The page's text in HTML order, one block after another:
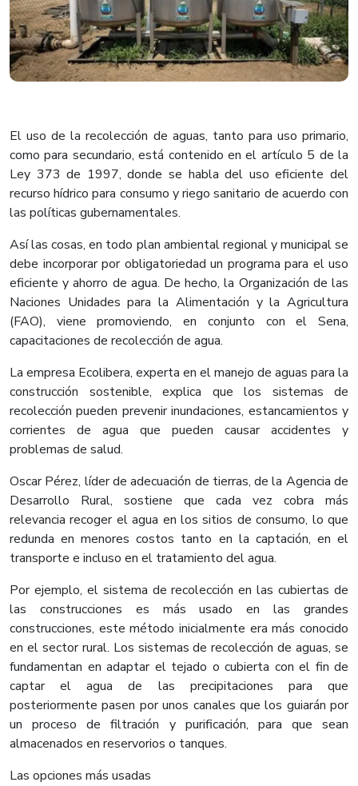
El uso de la recolección de aguas, tanto para uso primario,
como para secundario, está contenido en el artículo 5 de la
Ley 373 de 1997, donde se habla del uso eficiente del
recurso hídrico para consumo y riego sanitario de acuerdo con
las políticas gubernamentales.
Así las cosas, en todo plan ambiental regional y municipal se
debe incorporar por obligatoriedad un programa para el uso
eficiente y ahorro de agua. De hecho, la Organización de las
Naciones Unidades para la Alimentación y la Agricultura
(FAO), viene promoviendo, en conjunto con el Sena,
capacitaciones de recolección de agua.
La empresa Ecolibera, experta en el manejo de aguas para la
construcción sostenible, explica que los sistemas de
recolección pueden prevenir inundaciones, estancamientos y
corrientes de agua que pueden causar accidentes y
problemas de salud.
Oscar Pérez, líder de adecuación de tierras, de la Agencia de
Desarrollo Rural, sostiene que cada vez cobra más
relevancia recoger el agua en los sitios de consumo, lo que
redunda en menores costos tanto en la captación, en el
transporte e incluso en el tratamiento del agua.
Por ejemplo, el sistema de recolección en las cubiertas de
las construcciones es más usado en las grandes
construcciones, este método inicialmente era más conocido
en el sector rural. Los sistemas de recolección de aguas, se
fundamentan en adaptar el tejado o cubierta con el fin de
captar el agua de las precipitaciones para que
posteriormente pasen por unos canales que los guiarán por
un proceso de filtración y purificación, para que sean
almacenados en reservorios o tanques.
Las opciones más usadas